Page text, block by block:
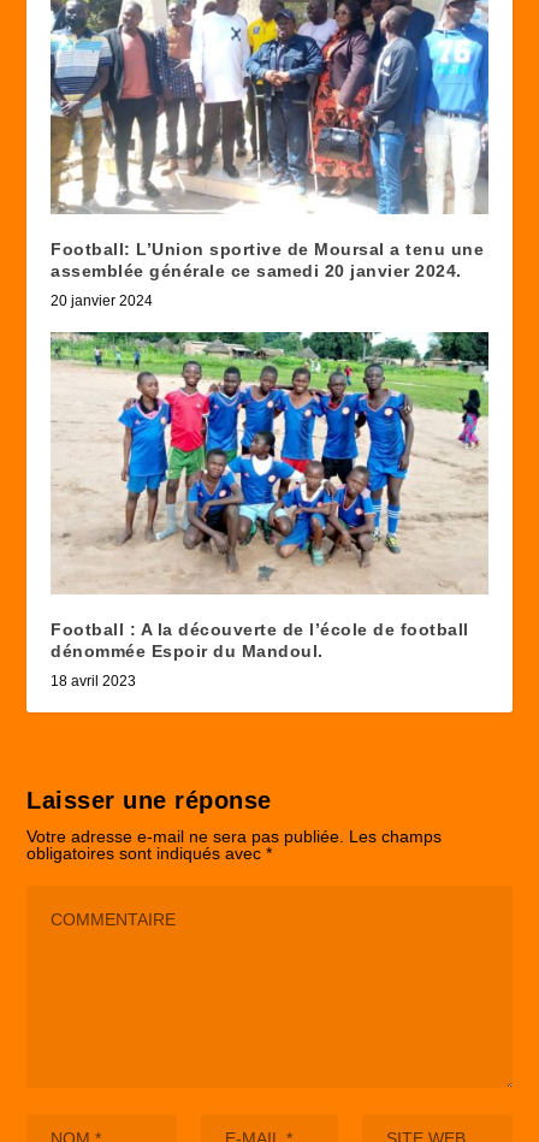
Football: L’Union sportive de Moursal a tenu une
assemblée générale ce samedi 20 janvier 2024.
20 janvier 2024
Football : A la découverte de l’école de football
dénommée Espoir du Mandoul.
18 avril 2023
Laisser une réponse
Votre adresse e-mail ne sera pas publiée. Les champs
obligatoires sont indiqués avec*